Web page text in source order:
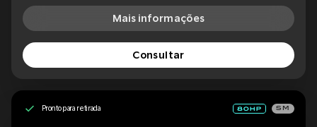
Mais informações
Consultar
Pronto para retirada SM